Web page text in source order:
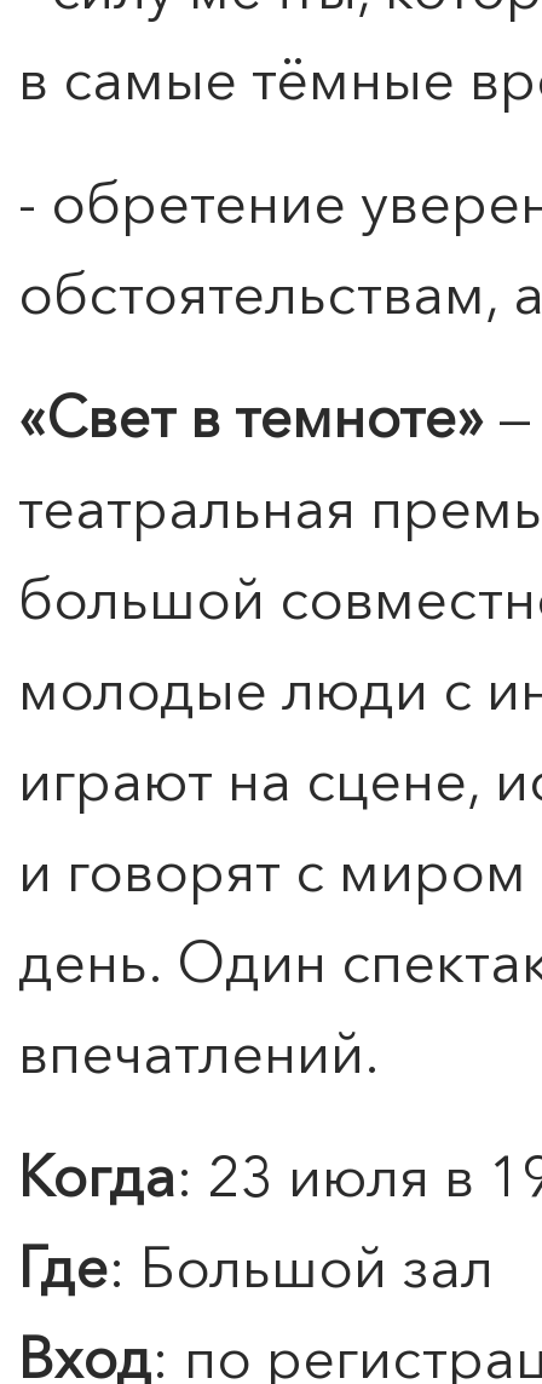
ПОИСК ПО МЕРОПРИЯТИЯМ
в самые тёмные
- обретение
обстоятельствам,
«Свет в темноте»
театральная
большой
молодые люди с
играют на сцене,
и говорят с
день. Один
впечатлений.
Когда: 23 июля в
Где: Большой зал
Вход: по
0">
Берлинской